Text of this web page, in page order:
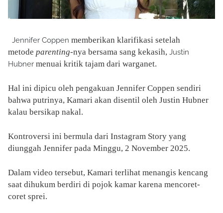
Jennifer Coppen memberikan klarifikasi setelah
metode parenting-nya bersama sang kekasih, Justin
Hubner menuai kritik tajam dari warganet.
Hal ini dipicu oleh pengakuan Jennifer Coppen sendiri
bahwa putrinya, Kamari akan disentil oleh Justin Hubner
kalau bersikap nakal.
Kontroversi ini bermula dari Instagram Story yang
diunggah Jennifer pada Minggu, 2 November 2025.
Dalam video tersebut, Kamari terlihat menangis kencang
saat dihukum berdiri di pojok kamar karena mencoret-
coret sprei.